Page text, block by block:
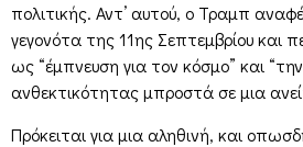
πολιτικής. Αντ’ αυτού, ο Τραμπ
γεγονότα της 11ης Σεπτεμβρίου και
ως “έμπνευση για τον κόσμο” και
ανθεκτικότητας μπροστά σε μια
Πρόκειται για μια αληθινή, και